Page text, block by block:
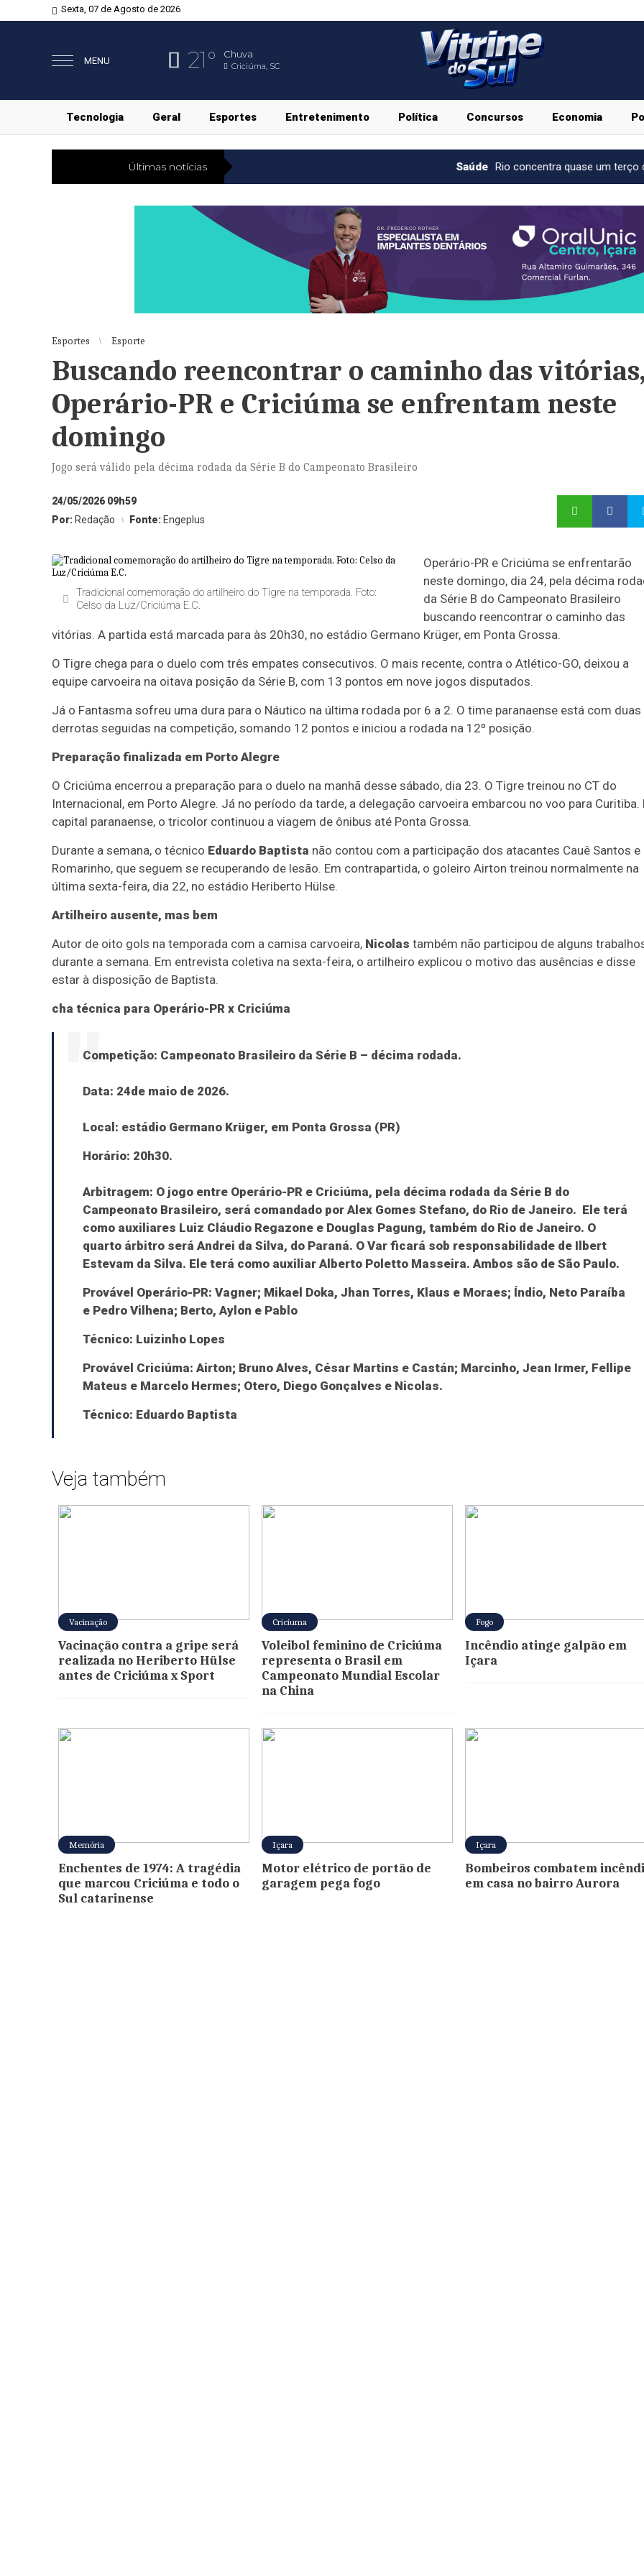
Sexta, 07 de Agosto de 2026
MENU 21° Chuva
Criciúma, SC
Tecnologia Geral Esportes Entretenimento Política Concursos Economia
Últimas notícias Rio concentra quase um terço de casos de
Esportes Esporte
Buscando reencontrar o caminho das
Operário-PR e Criciúma se enfrentam neste
domingo
Jogo será válido pela décima rodada da Série B do Campeonato Brasileiro
24/05/2026 09h59
Por: Redação Fonte: Engeplus
Tradicional comemoração do artilheiro do Tigre na temporada. Foto:
Celso da Luz/Criciúma E.C.
Operário-PR e Criciúma se enfrentarão
neste domingo, dia 24, pela décima
da Série B do Campeonato Brasileiro
buscando reencontrar o caminho das
vitórias. A partida está marcada para às 20h30, no estádio Germano Krüger, em Ponta Grossa.
O Tigre chega para o duelo com três empates consecutivos. O mais recente, contra o Atlético-GO, deixou a
equipe carvoeira na oitava posição da Série B, com 13 pontos em nove jogos disputados.
Já o Fantasma sofreu uma dura para o Náutico na última rodada por 6 a 2. O time paranaense está com duas
derrotas seguidas na competição, somando 12 pontos e iniciou a rodada na 12º posição.
Preparação finalizada em Porto Alegre
O Criciúma encerrou a preparação para o duelo na manhã desse sábado, dia 23. O Tigre treinou no CT do
Internacional, em Porto Alegre. Já no período da tarde, a delegação carvoeira embarcou no voo para Curitiba.
capital paranaense, o tricolor continuou a viagem de ônibus até Ponta Grossa.
Durante a semana, o técnico Eduardo Baptista não contou com a participação dos atacantes Cauê Santos e
Romarinho, que seguem se recuperando de lesão. Em contrapartida, o goleiro Airton treinou normalmente na
última sexta-feira, dia 22, no estádio Heriberto Hülse.
Artilheiro ausente, mas bem
Autor de oito gols na temporada com a camisa carvoeira, Nicolas também não participou de alguns
durante a semana. Em entrevista coletiva na sexta-feira, o artilheiro explicou o motivo das ausências e disse
estar à disposição de Baptista.
cha técnica para Operário-PR x Criciúma
Competição: Campeonato Brasileiro da Série B – décima rodada.
Data: 24de maio de 2026.
Local: estádio Germano Krüger, em Ponta Grossa (PR)
Horário: 20h30.
Arbitragem: O jogo entre Operário-PR e Criciúma, pela décima rodada da Série B do
Campeonato Brasileiro, será comandado por Alex Gomes Stefano, do Rio de Janeiro. Ele terá
como auxiliares Luiz Cláudio Regazone e Douglas Pagung, também do Rio de Janeiro. O
quarto árbitro será Andrei da Silva, do Paraná. O Var ficará sob responsabilidade de Ilbert
Estevam da Silva. Ele terá como auxiliar Alberto Poletto Masseira. Ambos são de São Paulo.
Provável Operário-PR: Vagner; Mikael Doka, Jhan Torres, Klaus e Moraes; Índio, Neto Paraíba
e Pedro Vilhena; Berto, Aylon e Pablo
Técnico: Luizinho Lopes
Provável Criciúma: Airton; Bruno Alves, César Martins e Castán; Marcinho, Jean Irmer, Fellipe
Mateus e Marcelo Hermes; Otero, Diego Gonçalves e Nicolas.
Técnico: Eduardo Baptista
Veja também
Vacinação
Vacinação contra a gripe será
realizada no Heriberto Hülse
antes de Criciúma x Sport
Criciuma
Voleibol feminino de Criciúma
representa o Brasil em
Campeonato Mundial Escolar
na China
Fogo
Incêndio atinge galpão em
Içara
Memória
Enchentes de 1974: A tragédia
que marcou Criciúma e todo o
Sul catarinense
Içara
Motor elétrico de portão de
garagem pega fogo
Içara
Bombeiros combatem
em casa no bairro Aurora